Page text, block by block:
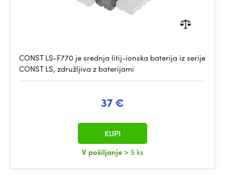
CONST LS-F770 je srednja litij-ionska baterija iz serije
CONST LS, združljiva z baterijami
37 €
V pošiljanje > 5 ks
KUPI